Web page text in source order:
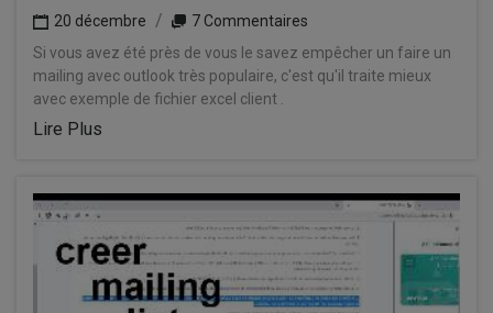
20 décembre
7 Commentaires
Si vous avez été près de vous le savez empêcher un faire un
mailing avec outlook très populaire, c'est qu'il traite mieux
avec exemple de fichier excel client .
Lire Plus